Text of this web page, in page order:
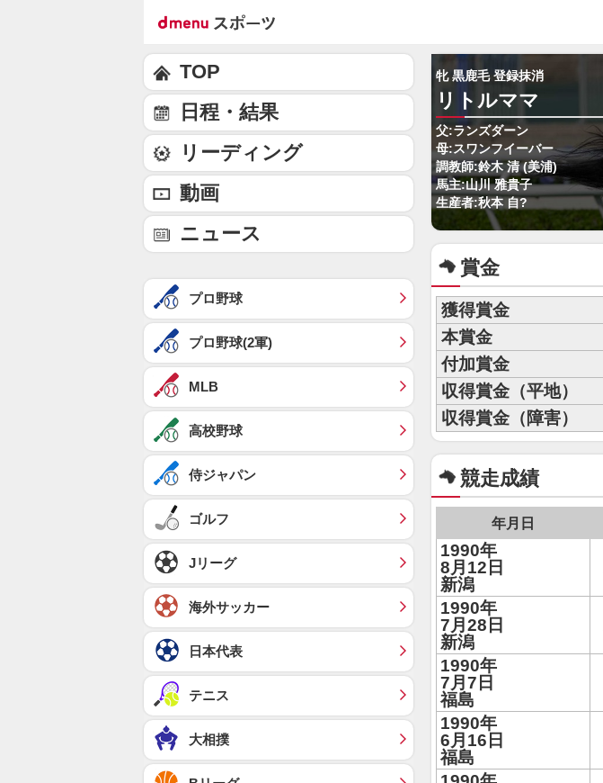
牝 黒鹿毛 登録抹消
リトルママ
父:ランズダーン
母:スワンフイーバー
調教師:鈴木 清 (美浦)
馬主:山川 雅貴子
生産者:秋本 自?
賞金
獲得賞金
本賞金
付加賞金
収得賞金（平地）
収得賞金（障害）
競走成績
年月日
1990年
8月12日
新潟
1990年
7月28日
新潟
1990年
7月7日
福島
1990年
6月16日
福島
TOP
日程・結果
リーディング
動画
ニュース
プロ野球
プロ野球(2軍)
MLB
高校野球
侍ジャパン
ゴルフ
Jリーグ
海外サッカー
日本代表
テニス
大相撲